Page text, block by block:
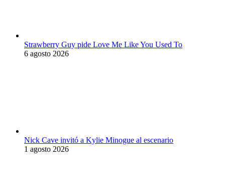
Strawberry Guy pide Love Me Like You Used To
6 agosto 2026
Nick Cave invitó a Kylie Minogue al escenario
1 agosto 2026